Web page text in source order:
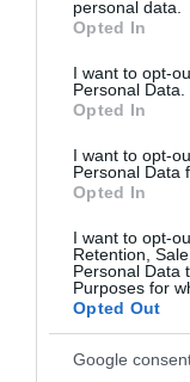
grant or deny
use your data for
consent section.
personal data.
Opted In
I want to opt-
Personal Data.
Opted In
I want to opt-
Personal Data
Opted In
I want to opt-
Retention,
Personal Data
Purposes for
Opted Out
Google
Scott